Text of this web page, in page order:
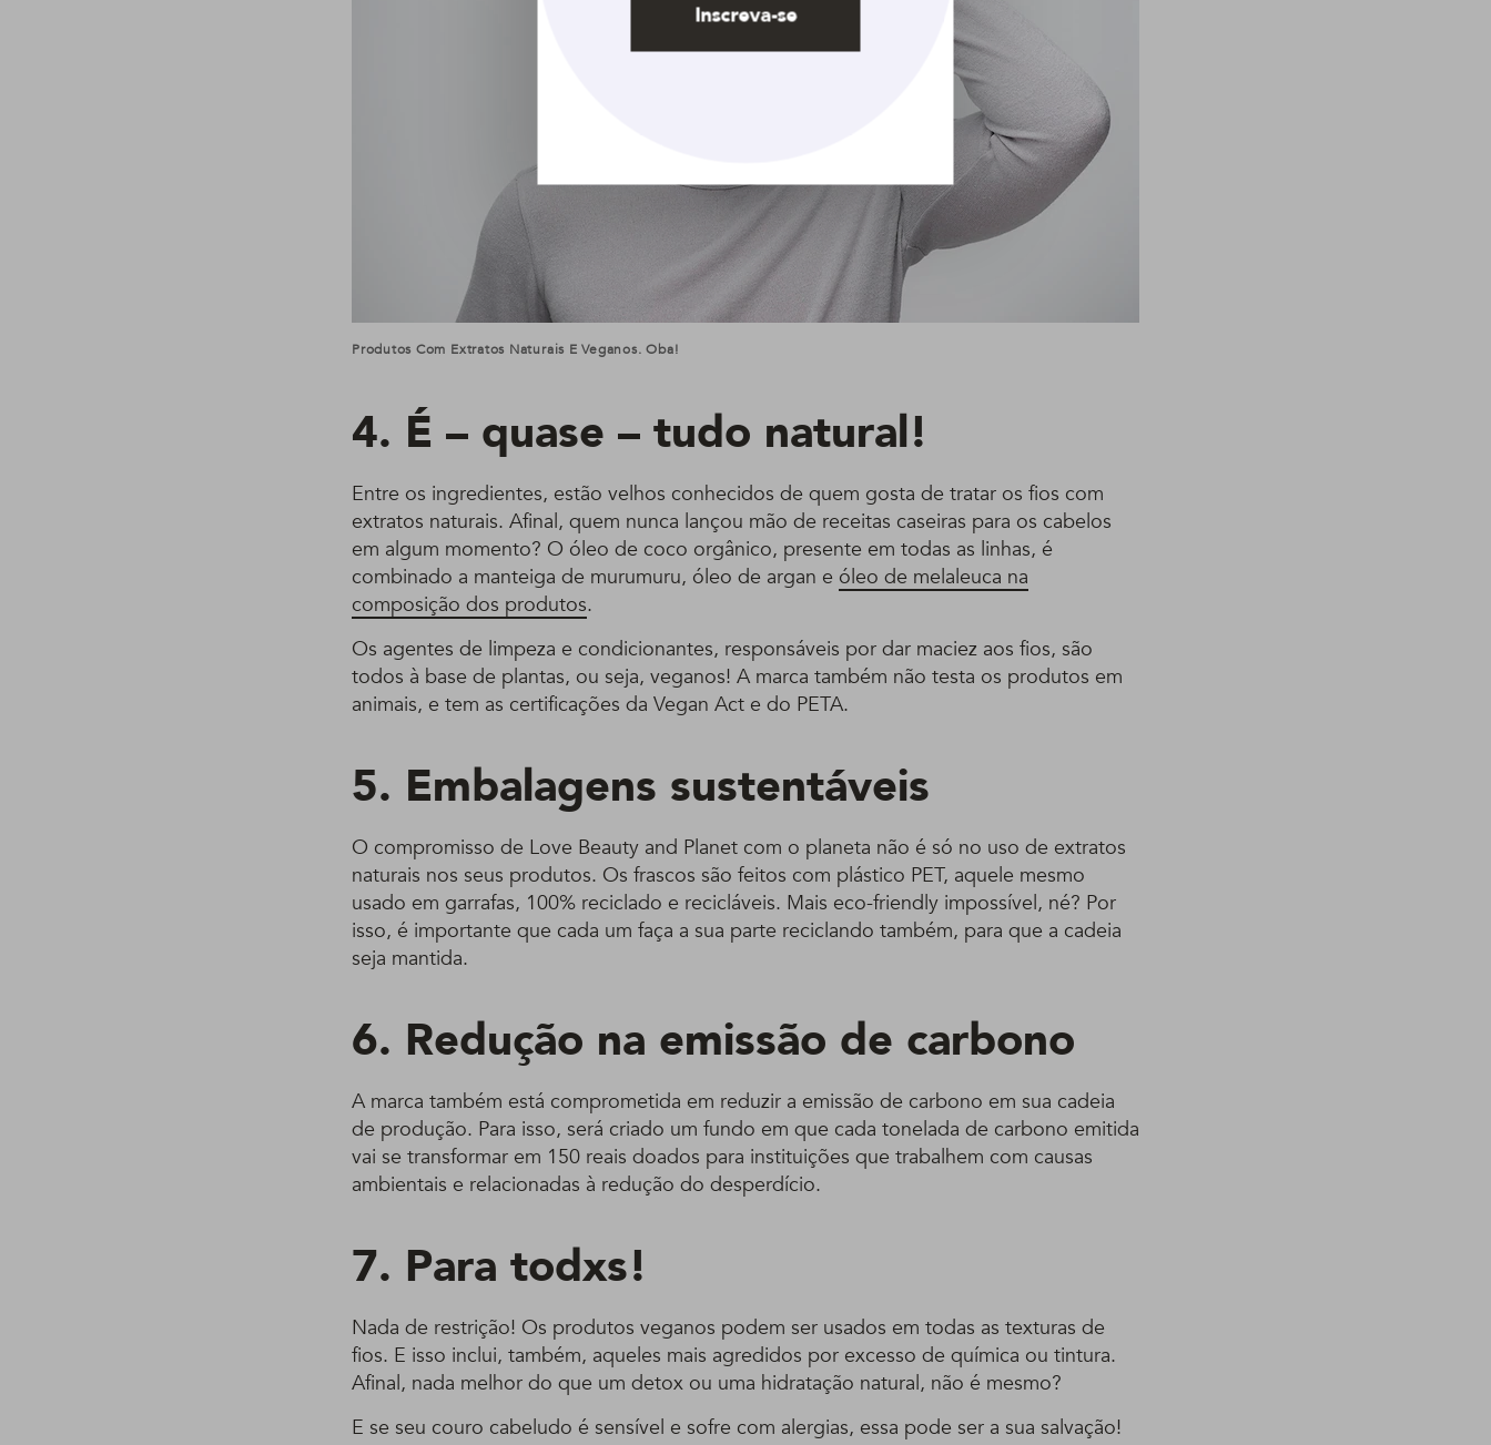
Produtos Com Extratos Naturais E Veganos. Oba!
4. É – quase – tudo natural!
Entre os ingredientes, estão velhos conhecidos de quem gosta de tratar os fios com
extratos naturais. Afinal, quem nunca lançou mão de receitas caseiras para os cabelos
em algum momento? O óleo de coco orgânico, presente em todas as linhas, é
combinado a manteiga de murumuru, óleo de argan e óleo de melaleuca na
composição dos produtos.
Os agentes de limpeza e condicionantes, responsáveis por dar maciez aos fios, são
todos à base de plantas, ou seja, veganos! A marca também não testa os produtos em
animais, e tem as certificações da Vegan Act e do PETA.
5. Embalagens sustentáveis
O compromisso de Love Beauty and Planet com o planeta não é só no uso de extratos
naturais nos seus produtos. Os frascos são feitos com plástico PET, aquele mesmo
usado em garrafas, 100% reciclado e recicláveis. Mais eco-friendly impossível, né? Por
isso, é importante que cada um faça a sua parte reciclando também, para que a cadeia
seja mantida.
6. Redução na emissão de carbono
A marca também está comprometida em reduzir a emissão de carbono em sua cadeia
de produção. Para isso, será criado um fundo em que cada tonelada de carbono emitida
vai se transformar em 150 reais doados para instituições que trabalhem com causas
ambientais e relacionadas à redução do desperdício.
7. Para todxs!
Nada de restrição! Os produtos veganos podem ser usados em todas as texturas de
fios. E isso inclui, também, aqueles mais agredidos por excesso de química ou tintura.
Afinal, nada melhor do que um detox ou uma hidratação natural, não é mesmo?
E se seu couro cabeludo é sensível e sofre com alergias, essa pode ser a sua salvação!
Inscreva-se